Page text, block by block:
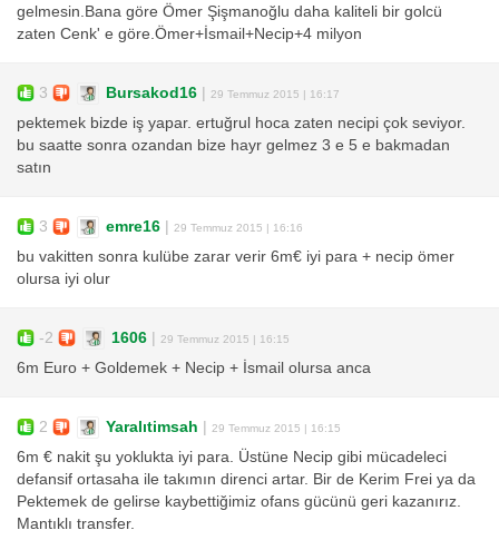
gelmesin.Bana göre Ömer Şişmanoğlu daha kaliteli bir golcü
zaten Cenk' e göre.Ömer+İsmail+Necip+4 milyon
3 Bursakod16 29 Temmuz 2015 | 16:17
pektemek bizde iş yapar. ertuğrul hoca zaten necipi çok seviyor.
bu saatte sonra ozandan bize hayr gelmez 3 e 5 e bakmadan
satın
3 emre16 29 Temmuz 2015 | 16:16
bu vakitten sonra kulübe zarar verir 6m€ iyi para + necip ömer
olursa iyi olur
-2 1606 29 Temmuz 2015 | 16:15
6m Euro + Goldemek + Necip + İsmail olursa anca
2 Yaralıtimsah 29 Temmuz 2015 | 16:15
6m € nakit şu yoklukta iyi para. Üstüne Necip gibi mücadeleci
defansif ortasaha ile takımın direnci artar. Bir de Kerim Frei ya da
Pektemek de gelirse kaybettiğimiz ofans gücünü geri kazanırız.
Mantıklı transfer.